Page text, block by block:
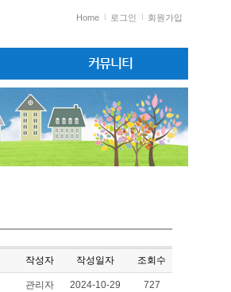
Home 로그인 회원가입
커뮤니티
작성자 작성일자 조회수
관리자 2024-10-29 727